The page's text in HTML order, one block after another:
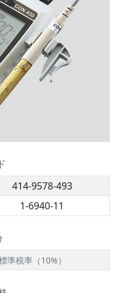
414-9578-493
1-6940-11
準税率（10%）